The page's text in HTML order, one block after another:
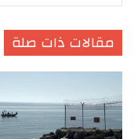
مقالات ذات صلة